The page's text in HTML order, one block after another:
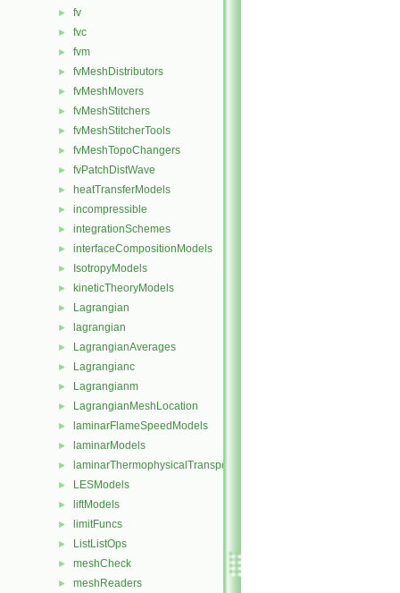
► fv
► fvc
► fvm
► fvMeshDistributors
► fvMeshMovers
► fvMeshStitchers
► fvMeshStitcherTools
► fvMeshTopoChangers
► fvPatchDistWave
► heatTransferModels
► incompressible
► integrationSchemes
► interfaceCompositionModels
► IsotropyModels
► kineticTheoryModels
► Lagrangian
► lagrangian
► LagrangianAverages
► Lagrangianc
► Lagrangianm
► LagrangianMeshLocation
► laminarFlameSpeedModels
► laminarModels
► laminarThermophysicalTransportModels
► LESModels
► liftModels
► limitFuncs
► ListListOps
► meshCheck
► meshReaders